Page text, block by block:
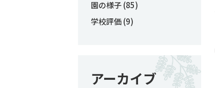
園の様子(85)
学校評価(9)
アーカイブ